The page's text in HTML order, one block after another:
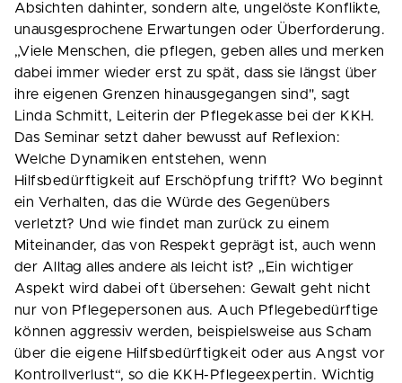
Absichten dahinter, sondern alte, ungelöste Konflikte,
unausgesprochene Erwartungen oder Überforderung.
„Viele Menschen, die pflegen, geben alles und merken
dabei immer wieder erst zu spät, dass sie längst über
ihre eigenen Grenzen hinausgegangen sind", sagt
Linda Schmitt, Leiterin der Pflegekasse bei der KKH.
Das Seminar setzt daher bewusst auf Reflexion:
Welche Dynamiken entstehen, wenn
Hilfsbedürftigkeit auf Erschöpfung trifft? Wo beginnt
ein Verhalten, das die Würde des Gegenübers
verletzt? Und wie findet man zurück zu einem
Miteinander, das von Respekt geprägt ist, auch wenn
der Alltag alles andere als leicht ist? „Ein wichtiger
Aspekt wird dabei oft übersehen: Gewalt geht nicht
nur von Pflegepersonen aus. Auch Pflegebedürftige
können aggressiv werden, beispielsweise aus Scham
über die eigene Hilfsbedürftigkeit oder aus Angst vor
Kontrollverlust“, so die KKH-Pflegeexpertin. Wichtig